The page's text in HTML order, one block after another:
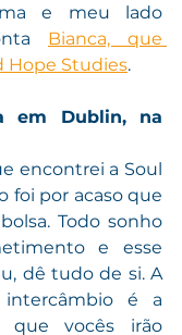
e meu lado
Bianca, que
Hope Studies.
em Dublin, na
encontrei a Soul
foi por acaso que
Todo sonho
e esse
dê tudo de si. A
é a
que vocês irão